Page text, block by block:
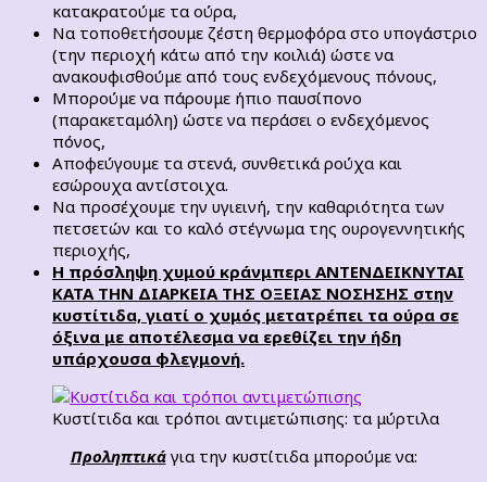
κατακρατούμε τα ούρα,
Να τοποθετήσουμε ζέστη θερμοφόρα στο υπογάστριο
(την περιοχή κάτω από την κοιλιά) ώστε να
ανακουφισθούμε από τους ενδεχόμενους πόνους,
Μπορούμε να πάρουμε ήπιο παυσίπονο
(παρακεταμόλη) ώστε να περάσει ο ενδεχόμενος
πόνος,
Αποφεύγουμε τα στενά, συνθετικά ρούχα και
εσώρουχα αντίστοιχα.
Να προσέχουμε την υγιεινή, την καθαριότητα των
πετσετών και το καλό στέγνωμα της ουρογεννητικής
περιοχής,
Η πρόσληψη χυμού κράνμπερι ΑΝΤΕΝΔΕΙΚΝΥΤΑΙ
ΚΑΤΑ ΤΗΝ ΔΙΑΡΚΕΙΑ ΤΗΣ ΟΞΕΙΑΣ ΝΟΣΗΣΗΣ στην
κυστίτιδα, γιατί ο χυμός μετατρέπει τα ούρα σε
όξινα με αποτέλεσμα να ερεθίζει την ήδη
υπάρχουσα φλεγμονή.
Κυστίτιδα και τρόποι αντιμετώπισης: τα μύρτιλα
Προληπτικάγια την κυστίτιδα μπορούμε να: